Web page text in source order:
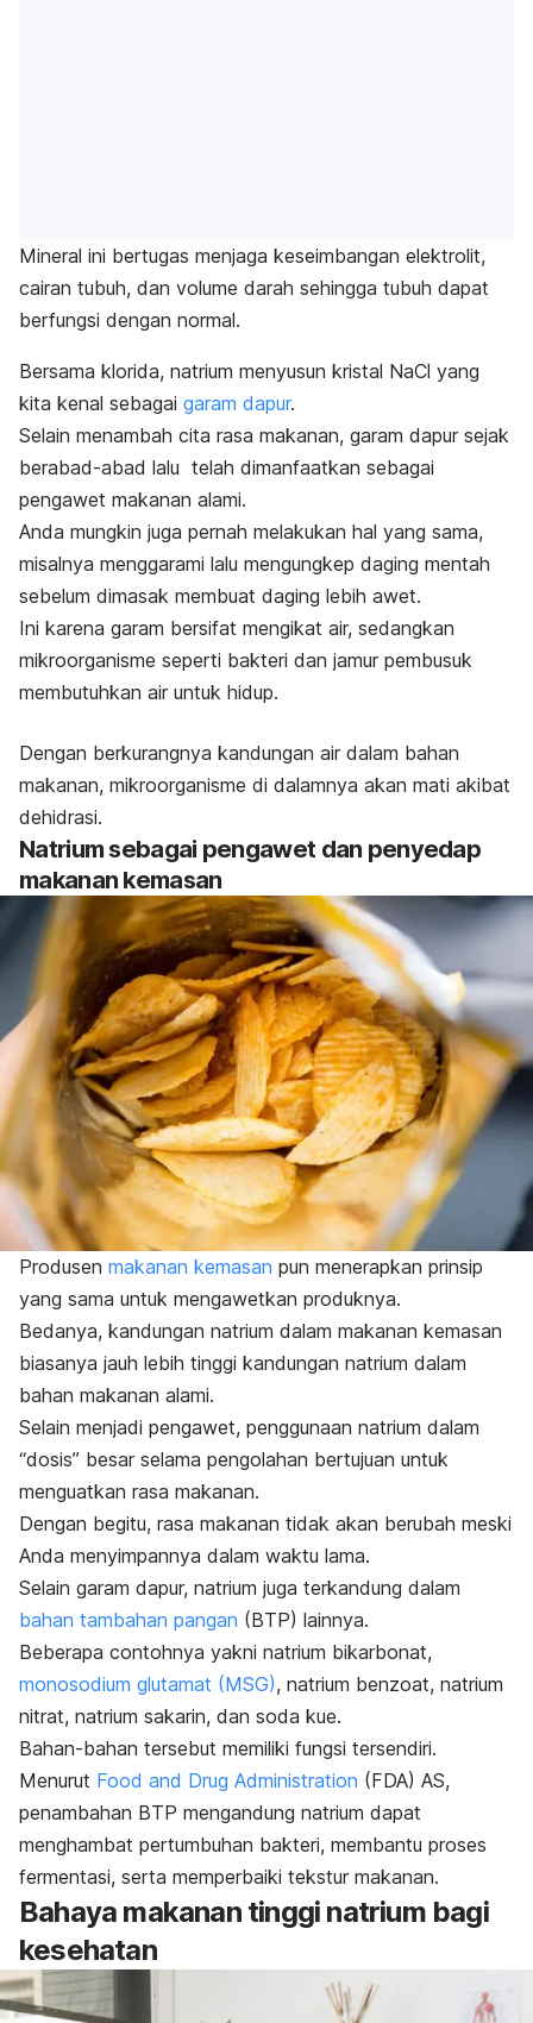
Mineral ini bertugas menjaga keseimbangan elektrolit,
cairan tubuh, dan volume darah sehingga tubuh dapat
berfungsi dengan normal.
Bersama klorida, natrium menyusun kristal NaCl yang
kita kenal sebagai garam dapur.
Selain menambah cita rasa makanan, garam dapur sejak
berabad-abad lalu telah dimanfaatkan sebagai
pengawet makanan alami.
Anda mungkin juga pernah melakukan hal yang sama,
misalnya menggarami lalu mengungkep daging mentah
sebelum dimasak membuat daging lebih awet.
Ini karena garam bersifat mengikat air, sedangkan
mikroorganisme seperti bakteri dan jamur pembusuk
membutuhkan air untuk hidup.
Dengan berkurangnya kandungan air dalam bahan
makanan, mikroorganisme di dalamnya akan mati akibat
dehidrasi.
Natrium sebagai pengawet dan penyedap
makanan kemasan
Produsen makanan kemasan pun menerapkan prinsip
yang sama untuk mengawetkan produknya.
Bedanya, kandungan natrium dalam makanan kemasan
biasanya jauh lebih tinggi kandungan natrium dalam
bahan makanan alami.
Selain menjadi pengawet, penggunaan natrium dalam
“dosis” besar selama pengolahan bertujuan untuk
menguatkan rasa makanan.
Dengan begitu, rasa makanan tidak akan berubah meski
Anda menyimpannya dalam waktu lama.
Selain garam dapur, natrium juga terkandung dalam
bahan tambahan pangan (BTP) lainnya.
Beberapa contohnya yakni natrium bikarbonat,
monosodium glutamat (MSG), natrium benzoat, natrium
nitrat, natrium sakarin, dan soda kue.
Bahan-bahan tersebut memiliki fungsi tersendiri.
Menurut Food and Drug Administration (FDA) AS,
penambahan BTP mengandung natrium dapat
menghambat pertumbuhan bakteri, membantu proses
fermentasi, serta memperbaiki tekstur makanan.
Bahaya makanan tinggi natrium bagi
kesehatan